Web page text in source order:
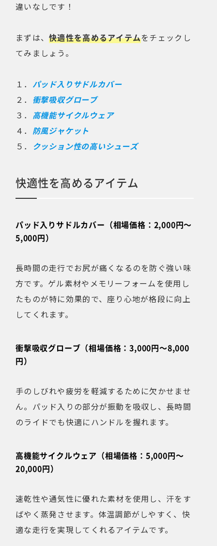
違いなしです！
まずは、快適性を高めるアイテムをチェックし
てみましょう。
１． パッド入りサドルカバー
２． 衝撃吸収グローブ
３． 高機能サイクルウェア
４． 防風ジャケット
５．
クッション性の高いシューズ
快適性を高めるアイテム
パッド入りサドルカバー（相場価格：2,000円〜
5,000円）
長時間の走行でお尻が痛くなるのを防ぐ強い味
方です。ゲル素材やメモリーフォームを使用し
たものが特に効果的で、座り心地が格段に向上
してくれます。
衝撃吸収グローブ（相場価格：3,000円〜8,000
円）
手のしびれや疲労を軽減するために欠かせませ
ん。パッド入りの部分が振動を吸収し、長時間
のライドでも快適にハンドルを握れます。
高機能サイクルウェア（相場価格：5,000円〜
20,000円）
速乾性や通気性に優れた素材を使用し、汗をす
ばやく蒸発させます。体温調節がしやすく、快
適な走行を実現してくれるアイテムです。